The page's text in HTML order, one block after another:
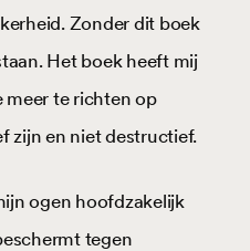
Zonder dit boek
Het boek heeft mij
meer te richten op
zijn en niet destructief.
ogen hoofdzakelijk
tegen